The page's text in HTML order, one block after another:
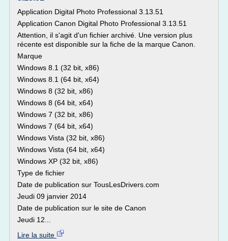
Application Digital Photo Professional 3.13.51
Application Canon Digital Photo Professional 3.13.51
Attention, il s'agit d'un fichier archivé. Une version plus
récente est disponible sur la fiche de la marque Canon.
Marque
Windows 8.1 (32 bit, x86)
Windows 8.1 (64 bit, x64)
Windows 8 (32 bit, x86)
Windows 8 (64 bit, x64)
Windows 7 (32 bit, x86)
Windows 7 (64 bit, x64)
Windows Vista (32 bit, x86)
Windows Vista (64 bit, x64)
Windows XP (32 bit, x86)
Type de fichier
Date de publication sur TousLesDrivers.com
Jeudi 09 janvier 2014
Date de publication sur le site de Canon
Jeudi 12...
Lire la suite